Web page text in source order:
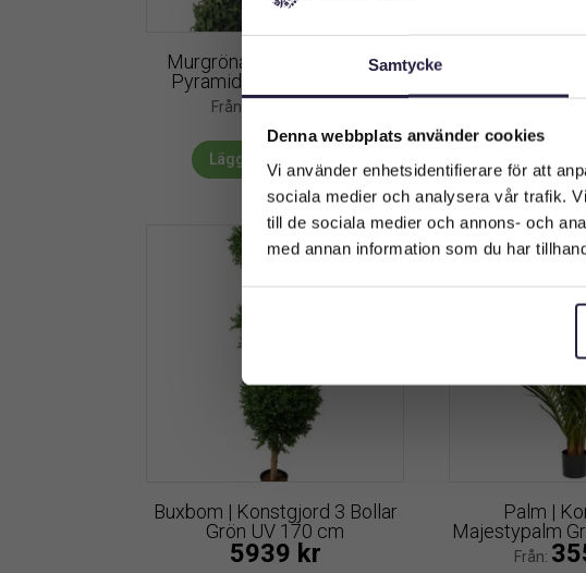
Samtycke
Denna webbplats använder cookies
Vi använder enhetsidentifierare för att
sociala medier och analysera vår trafik.
till de sociala medier och annons- och
med annan information som du har
Murgröna | Konstgjord Ivy
Pyramid Grön UV 110cm
Från: 2179kr
Lägg till i varukorg Lägg till i
Buxbom | Konstgjord 3 Bollar
Grön UV 170 cm
5939 kr
Palm |
Majestypalm
Från:
Vilken typ